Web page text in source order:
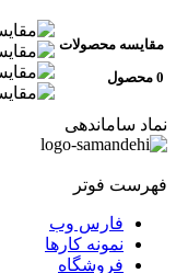
مقایسه محصولات
0 محصول
نماد ساماندهی
فهرست فوتر
فارس وب
نمونه کارها
فروشگاه